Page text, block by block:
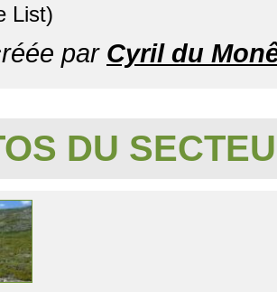
List)
par Cyril du
DU